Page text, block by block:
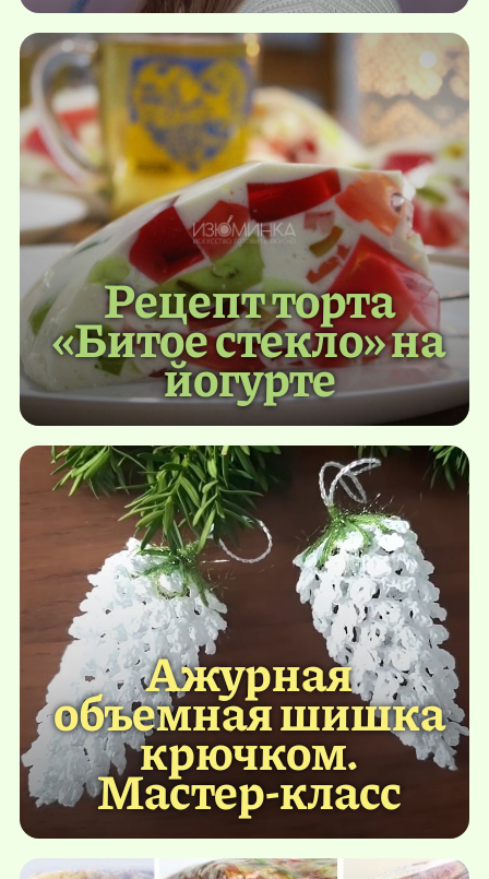
Рецепт торта
«Битое стекло» на
йогурте
Ажурная
объемная шишка
крючком.
Мастер-класс